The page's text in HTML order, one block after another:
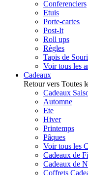
Conferenciers
Etuis
Porte-cartes
Post-It
Roll ups
Règles
Tapis de
Voir tous les
Cadeaux
Retour vers Toutes
Cadeaux
Automne
Ete
Hiver
Printemps
Pâques
Voir tous les
Cadeaux de
Cadeaux de
Coffrets